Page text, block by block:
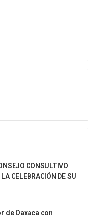
CONSULTIVO
CELEBRACIÓN DE SU
de Oaxaca con